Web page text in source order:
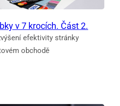
v 7 krocích. Část 2.
efektivity stránky
obchodě